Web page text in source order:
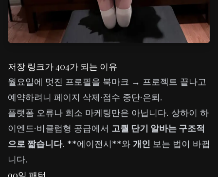
저장 링크가 404가 되는 이유
월요일에 멋진 프로필을 북마크 → 프로젝트 끝나고
예약하려니 페이지 삭제·접수 중단·은퇴.
플랫폼 오류나 희소 마케팅만은 아닙니다. 상하이 하
이엔드·비클럽형 공급에서 고퀄 단기 알바는 구조적
으로 짧습니다. **에이전시**와 개인 보는 법이 바뀝
니다.